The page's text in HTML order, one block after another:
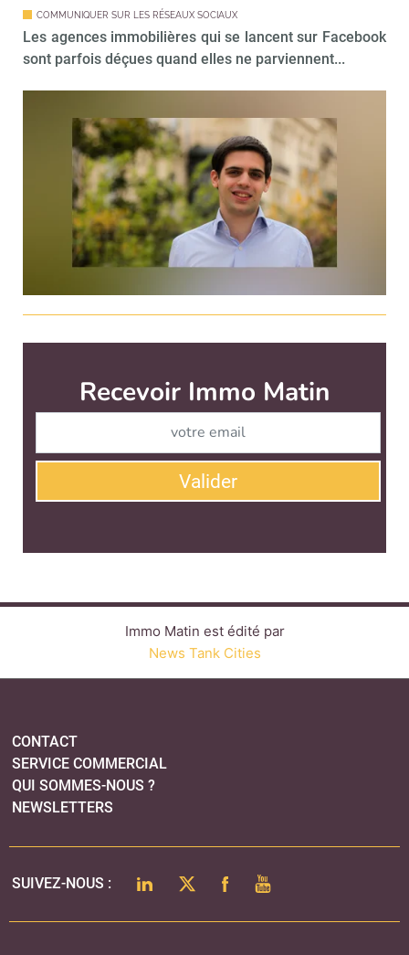
COMMUNIQUER SUR LES RÉSEAUX SOCIAUX
Les agences immobilières qui se lancent sur Facebook
sont parfois déçues quand elles ne parviennent...
Recevoir Immo Matin
Valider
Immo Matin est édité par
News Tank Cities
CONTACT
SERVICE COMMERCIAL
QUI SOMMES-NOUS ?
NEWSLETTERS
SUIVEZ-NOUS : LINKEDINTWITTERFACEBOOK
YOUTUBE